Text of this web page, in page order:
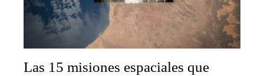
Las 15 misiones espaciales que